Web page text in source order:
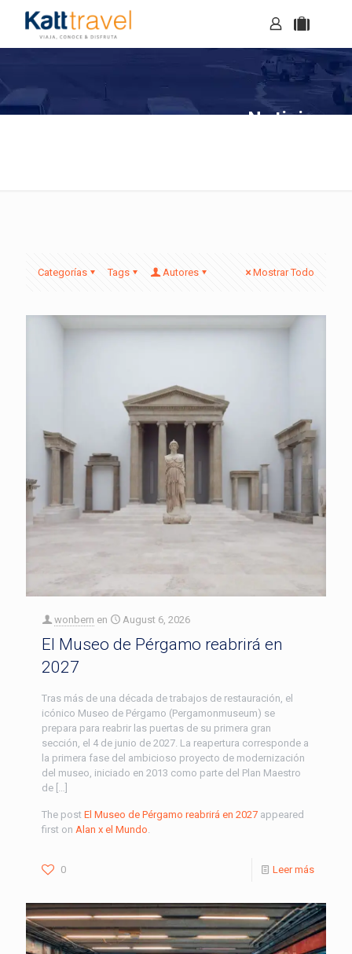
Noticias
Categorías Tags Autores Mostrar Todo
wonbern en August 6, 2026
El Museo de Pérgamo reabrirá en
2027
Tras más de una década de trabajos de restauración, el
icónico Museo de Pérgamo (Pergamonmuseum) se
prepara para reabrir las puertas de su primera gran
sección, el 4 de junio de 2027. La reapertura corresponde a
la primera fase del ambicioso proyecto de modernización
del museo, iniciado en 2013 como parte del Plan Maestro
de […]
The post El Museo de Pérgamo reabrirá en 2027 appeared
first on Alan x el Mundo.
0 Leer más